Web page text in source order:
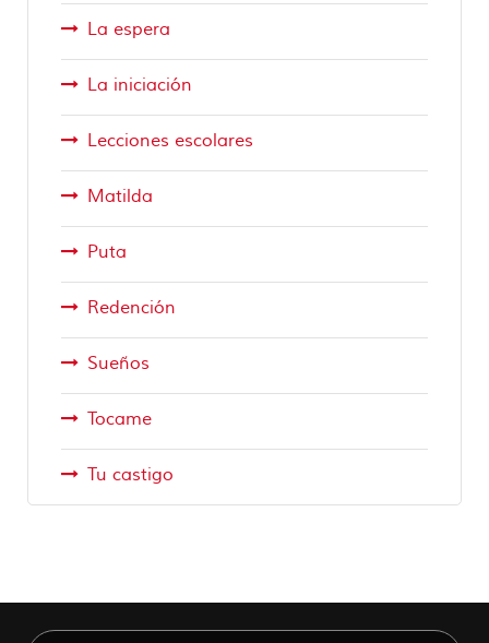
La espera
La iniciación
Lecciones escolares
Matilda
Puta
Redención
Sueños
Tocame
Tu castigo